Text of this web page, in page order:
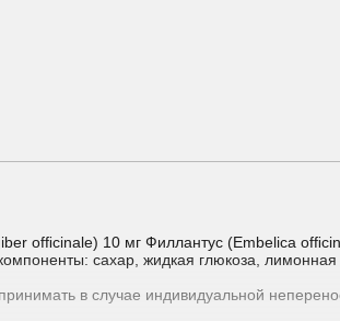
ofﬁcinale) 10 мг Филлантус (Embelica
сахар, жидкая глюкоза,
в случае индивидуальной